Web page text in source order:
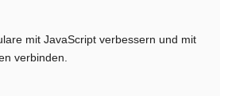
mit JavaScript verbessern und mit
verbinden.